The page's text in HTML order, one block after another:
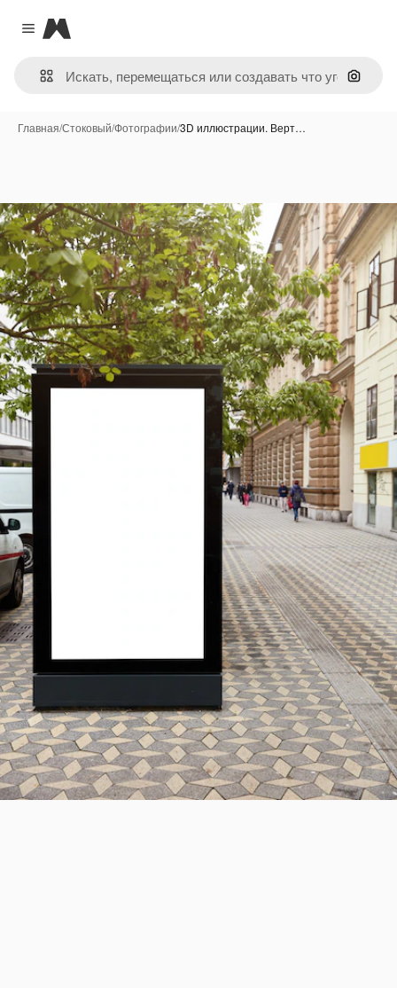
Close menu
Magnific
Поиск
Главная/Стоковый/Фотографии/3D иллюстрации. Верт…